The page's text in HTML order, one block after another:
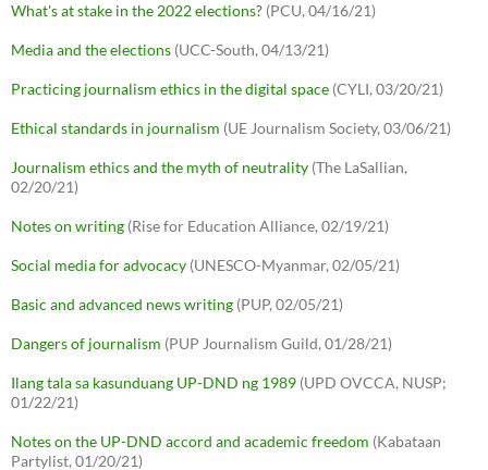
What's at stake in the 2022 elections? (PCU, 04/16/21)
Media and the elections (UCC-South, 04/13/21)
Practicing journalism ethics in the digital space (CYLI, 03/20/21)
Ethical standards in journalism (UE Journalism Society, 03/06/21)
Journalism ethics and the myth of neutrality (The LaSallian,
02/20/21)
Notes on writing (Rise for Education Alliance, 02/19/21)
Social media for advocacy (UNESCO-Myanmar, 02/05/21)
Basic and advanced news writing (PUP, 02/05/21)
Dangers of journalism (PUP Journalism Guild, 01/28/21)
Ilang tala sa kasunduang UP-DND ng 1989 (UPD OVCCA, NUSP;
01/22/21)
Notes on the UP-DND accord and academic freedom (Kabataan
Partylist, 01/20/21)